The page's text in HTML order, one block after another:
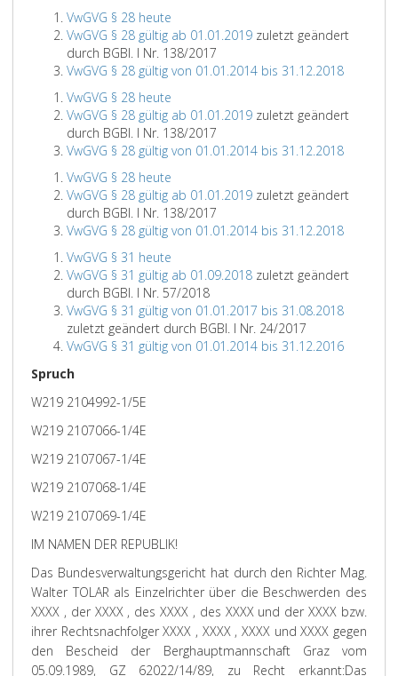
VwGVG § 28 heute
VwGVG § 28 gültig ab 01.01.2019 zuletzt geändert
durch BGBl. I Nr. 138/2017
VwGVG § 28 gültig von 01.01.2014 bis 31.12.2018
VwGVG § 28 heute
VwGVG § 28 gültig ab 01.01.2019 zuletzt geändert
durch BGBl. I Nr. 138/2017
VwGVG § 28 gültig von 01.01.2014 bis 31.12.2018
VwGVG § 28 heute
VwGVG § 28 gültig ab 01.01.2019 zuletzt geändert
durch BGBl. I Nr. 138/2017
VwGVG § 28 gültig von 01.01.2014 bis 31.12.2018
VwGVG § 31 heute
VwGVG § 31 gültig ab 01.09.2018 zuletzt geändert
durch BGBl. I Nr. 57/2018
VwGVG § 31 gültig von 01.01.2017 bis 31.08.2018
zuletzt geändert durch BGBl. I Nr. 24/2017
VwGVG § 31 gültig von 01.01.2014 bis 31.12.2016
Spruch
W219 2104992-1/5E
W219 2107066-1/4E
W219 2107067-1/4E
W219 2107068-1/4E
W219 2107069-1/4E
IM NAMEN DER REPUBLIK!
Das Bundesverwaltungsgericht hat durch den Richter Mag.
Walter TOLAR als Einzelrichter über die Beschwerden des
XXXX , der XXXX , des XXXX , des XXXX und der XXXX bzw.
ihrer Rechtsnachfolger XXXX , XXXX , XXXX und XXXX gegen
den Bescheid der Berghauptmannschaft Graz vom
05.09.1989, GZ 62022/14/89, zu Recht erkannt:Das